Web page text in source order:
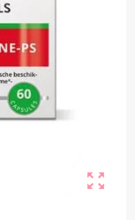
zoom_out_map